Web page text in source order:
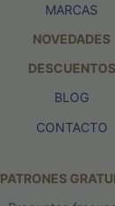
MARCAS
NOVEDADES
DESCUENTOS
BLOG
CONTACTO
PATRONES